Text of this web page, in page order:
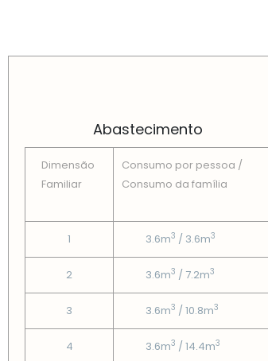
Abastecimento
Dimensão
Familiar
Consumo por pessoa /
Consumo da famí­lia
1 3.6m3 / 3.6m3
2 3.6m3 / 7.2m3
3 3.6m3 / 10.8m3
4 3.6m3 / 14.4m3